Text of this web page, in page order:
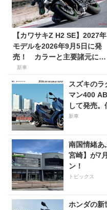
【カワサキZ H2 SE】2027年
モデルを2026年9月5日に発
売！ カラーと主要諸元に変
更はなく、価格は据え置きの
新車
スズキのラ
マン400
して発売
新車
南国情緒あ
宮崎】が7
ン！
トピックス
ホンダの新